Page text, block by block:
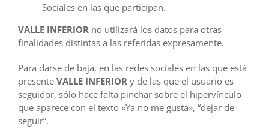
Sociales en las que participan.
VALLE INFERIORno utilizará los datos para otras
finalidades distintas a las referidas expresamente.
Para darse de baja, en las redes sociales en las que está
presente VALLE INFERIORy de las que el usuario es
seguidor, sólo hace falta pinchar sobre el hipervínculo
que aparece con el texto «Ya no me gusta», “dejar de
seguir”.